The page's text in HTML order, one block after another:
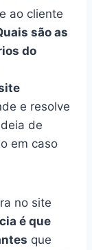
ao cliente
são as
do
e resolve
de
em caso
no site
é que
que